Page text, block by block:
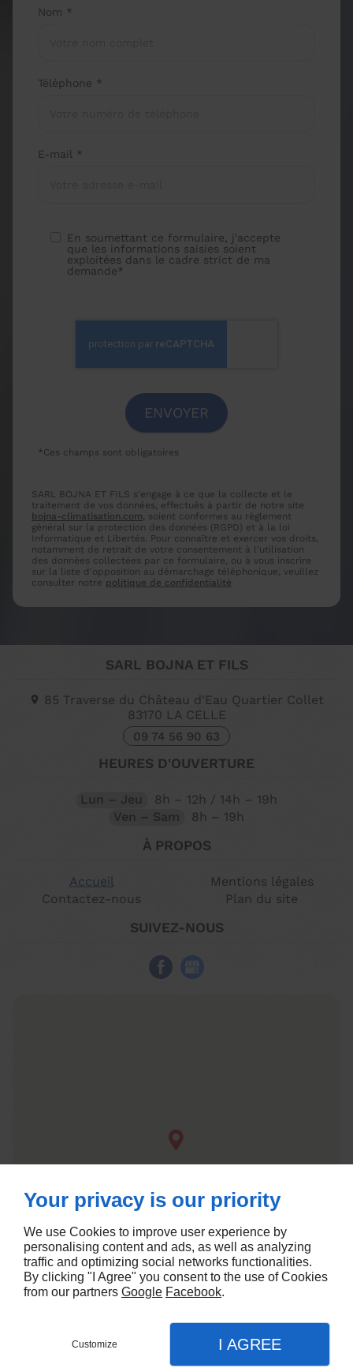
Nom *
Téléphone *
E-mail *
En soumettant ce formulaire, j'accepte
que les informations saisies soient
exploitées dans le cadre strict de ma
demande*
*Ces champs sont obligatoires
SARL BOJNA ET FILS s'engage à ce que la collecte et le
traitement de vos données, effectués à partir de notre site
bojna-climatisation.com, soient conformes au règlement
général sur la protection des données (RGPD) et à la loi
Informatique et Libertés. Pour connaître et exercer vos droits,
notamment de retrait de votre consentement à l'utilisation
des données collectées par ce formulaire, ou à vous inscrire
sur la liste d'opposition au démarchage téléphonique, veuillez
consulter notre politique de confidentialité
SARL BOJNA ET FILS
85 Traverse du Château d'Eau Quartier Collet
83170 LA CELLE
09 74 56 90 63
HEURES D'OUVERTURE
Lun – Jeu
8h – 12h / 14h – 19h
Ven – Sam
8h – 19h
À PROPOS
Accueil
Contactez-nous
Mentions légales
Plan du site
SUIVEZ-NOUS
Your privacy is our priority
We use Cookies to improve user experience by
personalising content and ads, as well as analyzing
traffic and optimizing social networks functionalities.
By clicking "I Agree" you consent to the use of Cookies
from our partners Google Facebook.
Customize I AGREE